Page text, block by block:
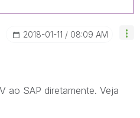
‎2018-01-11 08:09 AM
ao SAP diretamente. Veja